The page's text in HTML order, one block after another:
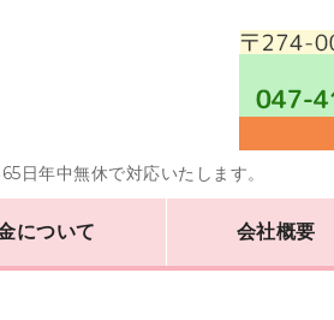
県船橋市の軽貨物運
日年中無休で対応いたします。
について 会社概要